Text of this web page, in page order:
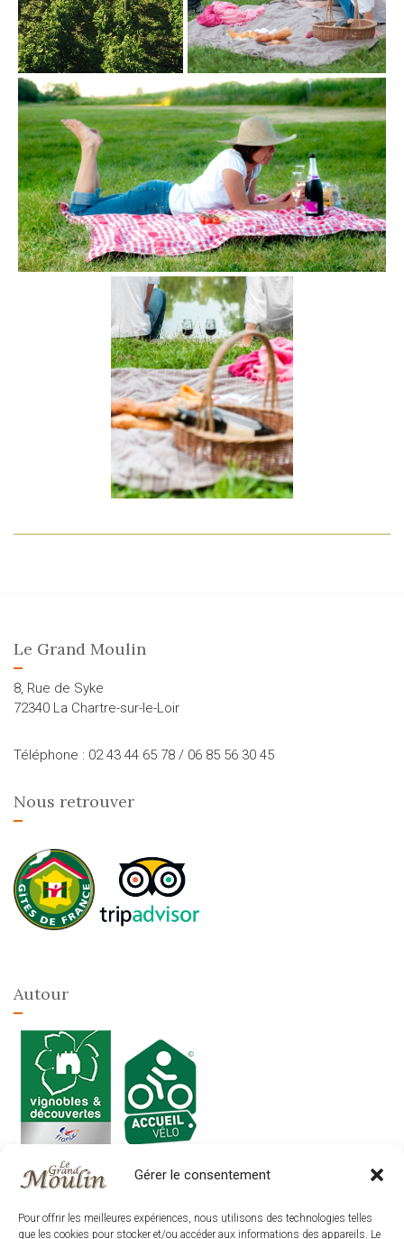
Gérer le consentement
Pour offrir les meilleures expériences, nous utilisons des technologies telles
que les cookies pour stocker et/ou accéder aux informations des appareils. Le
Le Grand Moulin
8, Rue de Syke
72340 La Chartre-sur-le-Loir
Téléphone : 02 43 44 65 78 / 06 85 56 30 45
Nous retrouver
Autour